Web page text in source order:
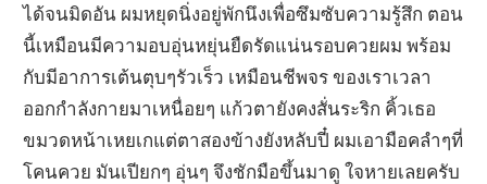
ได้จนมิดอัน ผมหยุดนิ่งอยู่พักนึงเพื่อซึมซับความรู้สึก ตอน
นี้เหมือนมีความอบอุ่นหยุ่นยืดรัดแน่นรอบควยผม พร้อม
กับมีอาการเต้นตุบๆรัวเร็ว เหมือนชีพจร ของเราเวลา
ออกกำลังกายมาเหนื่อยๆ แก้วตายังคงสั่นระริก คิ้วเธอ
ขมวดหน้าเหยเกแต่ตาสองข้างยังหลับปี๋ ผมเอามือคลำๆที่
โคนควย มันเปียกๆ อุ่นๆ จึงชักมือขึ้นมาดู ใจหายเลยครับ